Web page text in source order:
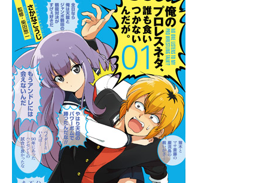
企業向けIT製品の総合サイト
IT製品の技術・比較・事例
製造業のIT導入・活用を支援
モノづくり技術者専門サイト
エレクトロニクス専門サイト
電子設計の基本と応用
エネルギーの専門メディア